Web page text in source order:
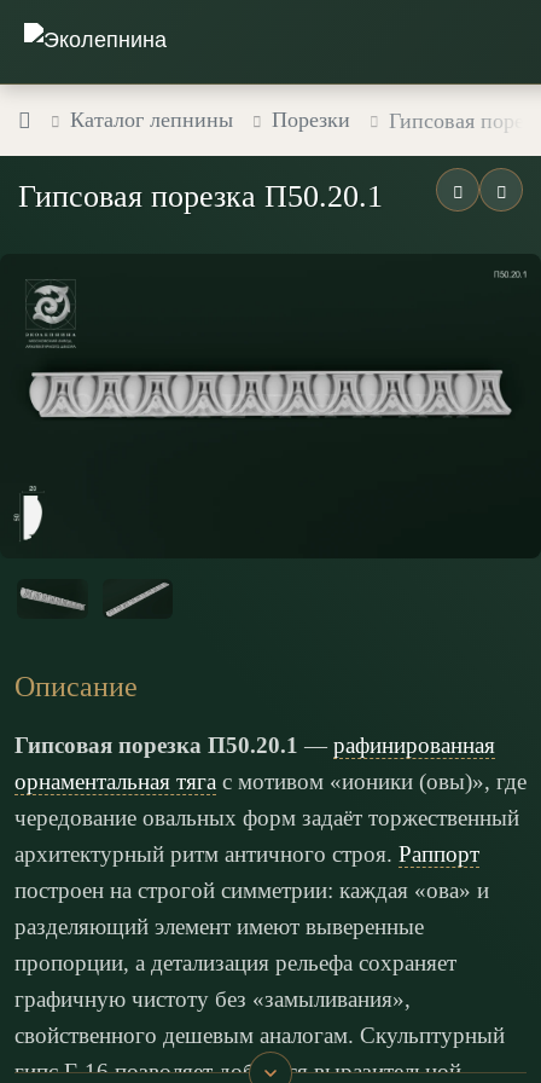
Каталог лепнины Порезки Гипсовая
Гипсовая порезка П50.20.1
Описание
Гипсовая порезка П50.20.1 — рафинированная
орнаментальная тяга с мотивом «ионики (овы)», где
чередование овальных форм задаёт торжественный
архитектурный ритм античного строя. Раппорт
построен на строгой симметрии: каждая «ова» и
разделяющий элемент имеют выверенные
пропорции, а детализация рельефа сохраняет
графичную чистоту без «замыливания»,
свойственного дешевым аналогам. Скульптурный
гипс Г-16 позволяет добиться выразительной